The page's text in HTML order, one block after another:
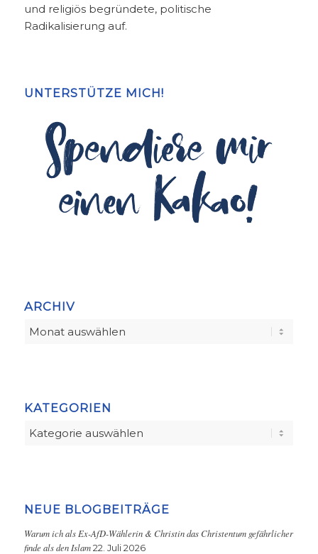
und religiös begründete, politische
Radikalisierung auf.
UNTERSTÜTZE MICH!
ARCHIV
KATEGORIEN
Kategorien
NEUE BLOGBEITRÄGE
Warum ich als Ex-AfD-Wählerin & Christin das Christentum gefährlicher
finde als den Islam 22. Juli 2026